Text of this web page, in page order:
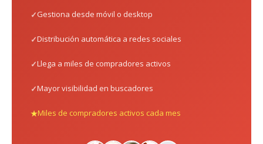
Gestiona desde móvil o desktop
Distribución automática a redes sociales
Llega a miles de compradores activos
Mayor visibilidad en buscadores
Miles de compradores activos cada mes